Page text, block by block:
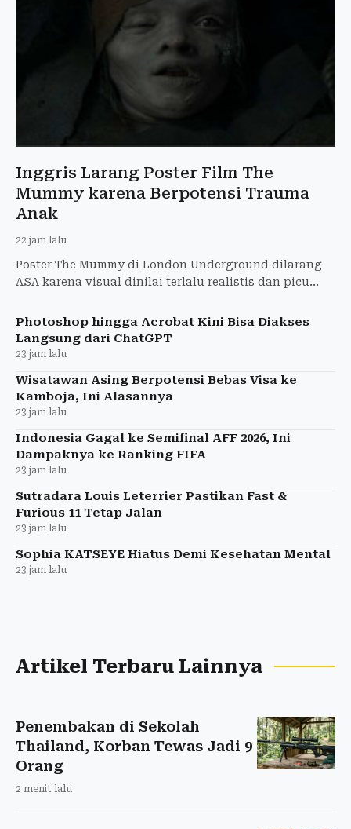
Inggris Larang Poster Film The
Mummy karena Berpotensi Trauma
Anak
22 jam lalu
Poster The Mummy di London Underground dilarang
ASA karena visual dinilai terlalu realistis dan picu
tarik iklan
Photoshop hingga Acrobat Kini Bisa Diakses
Langsung dari ChatGPT
23 jam lalu
Wisatawan Asing Berpotensi Bebas Visa ke
Kamboja, Ini Alasannya
23 jam lalu
Indonesia Gagal ke Semifinal AFF 2026, Ini
Dampaknya ke Ranking FIFA
23 jam lalu
Sutradara Louis Leterrier Pastikan Fast &
Furious 11 Tetap Jalan
23 jam lalu
Sophia KATSEYE Hiatus Demi Kesehatan Mental
23 jam lalu
Artikel Terbaru Lainnya
Penembakan di Sekolah
Thailand, Korban Tewas Jadi 9
Orang
2 menit lalu